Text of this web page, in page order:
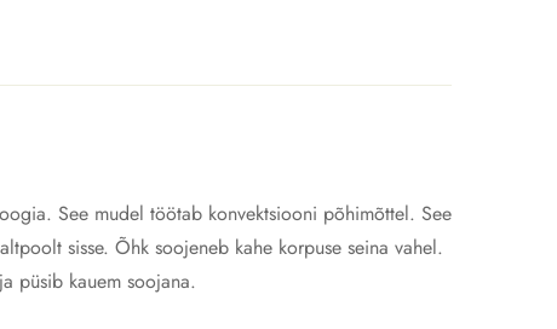
See mudel töötab konvektsiooni põhimõttel. See
sisse. Õhk soojeneb kahe korpuse seina vahel.
püsib kauem soojana.